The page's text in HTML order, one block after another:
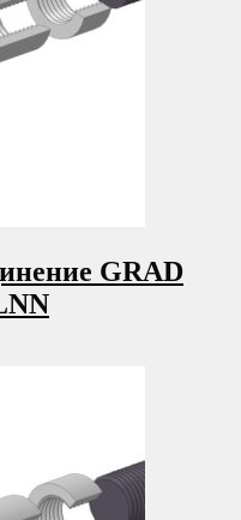
GRAD